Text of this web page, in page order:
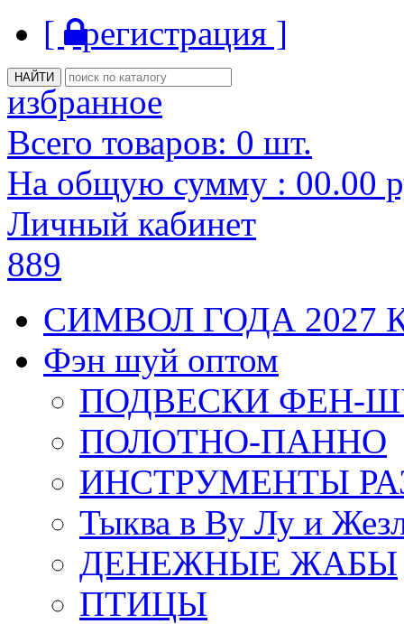
[ регистрация ]
избранное
Всего товаров: 0 шт.
На общую сумму : 00.00
Личный кабинет
889
СИМВОЛ ГОДА 2027
Фэн шуй оптом
ПОДВЕСКИ ФЕН-
ПОЛОТНО-ПАННО
ИНСТРУМЕНТЫ
Тыква в Ву Лу и
ДЕНЕЖНЫЕ ЖАБЫ
ПТИЦЫ